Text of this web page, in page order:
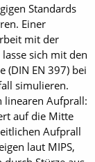
Standards
Einer
mit der
sich mit den
(DIN EN 397) bei
simulieren.
linearen Aufprall:
auf die Mitte
Aufprall
laut MIPS,